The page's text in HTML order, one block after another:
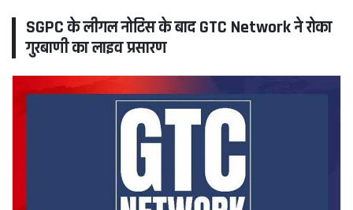
SGPC के लीगल नोटिस के बाद GTC Network ने रोका
गुरबाणी का लाइव प्रसारण